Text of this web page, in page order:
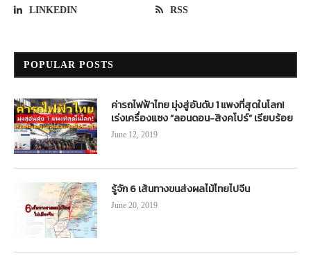
LINKEDIN RSS
POPULAR POSTS
ค่ารถไฟฟ้าไทย มุ่งสู่อันดับ 1 แพงที่สุดในโลก!
เร่งเครื่องแซง “ลอนดอน-สิงคโปร์” เรียบร้อย
June 12, 2019
รู้จัก 6 เส้นทางขนส่งผลไม้ไทยไปจีน
June 20, 2019